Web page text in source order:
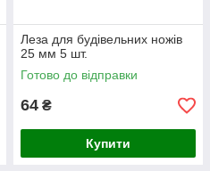
Леза для будівельних ножів
25 мм 5 шт.
Готово до відправки
64 ₴
Купити